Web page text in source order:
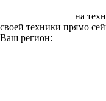
на
своей техники прямо
Ваш регион: